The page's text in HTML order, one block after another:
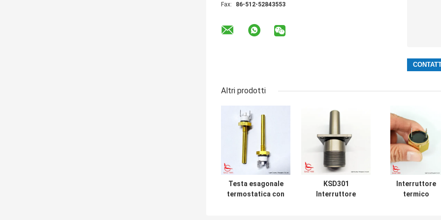
Fax:
86-512-52843553
Altri prodotti
Testa esagonale
termostatica con
KSD301
Interruttore
Interruttore
termico